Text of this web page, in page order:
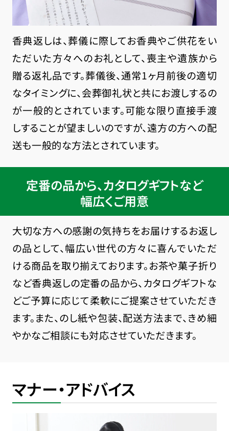
香典返しは、葬儀に際してお香典やご供花をい
ただいた方々へのお礼として、喪主や遺族から
贈る返礼品です。葬儀後、通常1ヶ月前後の適切
なタイミングに、会葬御礼状と共にお渡しするの
が一般的とされています。可能な限り直接手渡
しすることが望ましいのですが、遠方の方への配
送も一般的な方法とされています。
定番の品から、カタログギフトなど
幅広くご用意
大切な方への感謝の気持ちをお届けするお返し
の品として、幅広い世代の方々に喜んでいただ
ける商品を取り揃えております。お茶や菓子折り
など香典返しの定番の品から、カタログギフトな
どご予算に応じて柔軟にご提案させていただき
ます。また、のし紙や包装、配送方法まで、きめ細
やかなご相談にも対応させていただきます。
マナー・アドバイス